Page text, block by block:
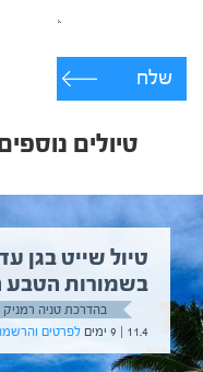
שלח
טיולים
טיול שייט בגן
בשמורות הטבע
בהדרכת טניה רמניק
11.4 | 9 ימים
לפרטים